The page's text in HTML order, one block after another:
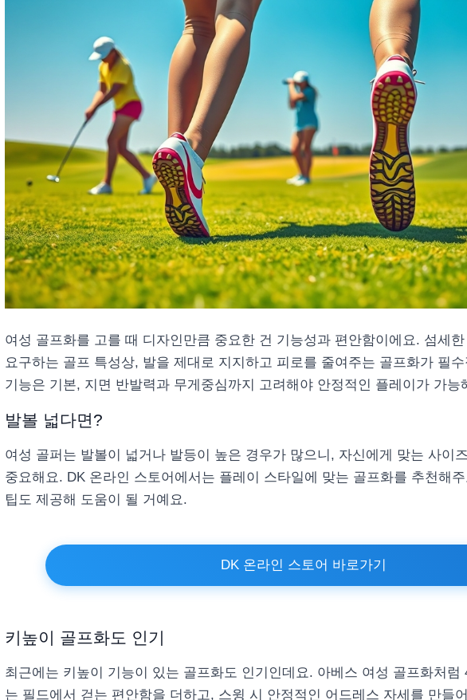
여성 골프화를 고를 때 디자인만큼 중요한 건 기능성과 편안함이에요. 섬세
요구하는 골프 특성상, 발을 제대로 지지하고 피로를 줄여주는 골프화가 필
기능은 기본, 지면 반발력과 무게중심까지 고려해야 안정적인 플레이가 가능
발볼 넓다면?
여성 골퍼는 발볼이 넓거나 발등이 높은 경우가 많으니, 자신에게 맞는 사이
중요해요. DK 온라인 스토어에서는 플레이 스타일에 맞는 골프화를 추천해
팁도 제공해 도움이 될 거예요.
DK 온라인 스토어 바로가기
키높이 골프화도 인기
최근에는 키높이 기능이 있는 골프화도 인기인데요. 아베스 여성 골프화처럼
는 필드에서 걷는 편안함을 더하고, 스윙 시 안정적인 어드레스 자세를 만들